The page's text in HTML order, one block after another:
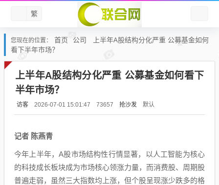
繁
您现在的位置： 首页 公司
上半年A股结构分化严重 公募基金如何
看下半年市场？
上半年A股结构分化严重 公募基金如何看下
半年市场？
访客 2026-07-01 15:01:47 73657 抢沙发 默认
记者 陈燕青
今年上半年，A股市场结构性行情显著，以人工智能为核心
的科技成长板块成为市场核心领涨力量，而消费股、周期股
普遍走弱，虽然三大指数均上涨，但个股呈现涨少跌多的格